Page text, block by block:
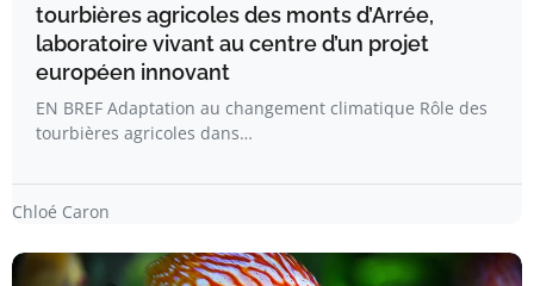
tourbières agricoles des monts d’Arrée,
laboratoire vivant au centre d’un projet
européen innovant
EN BREF Adaptation au changement climatique Rôle des
tourbières agricoles dans…
Chloé Caron